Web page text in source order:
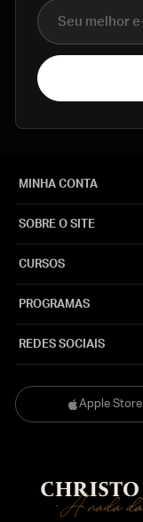
E-mail
Apple Store
MINHA CONTA
SOBRE O SITE
CURSOS
PROGRAMAS
REDES SOCIAIS